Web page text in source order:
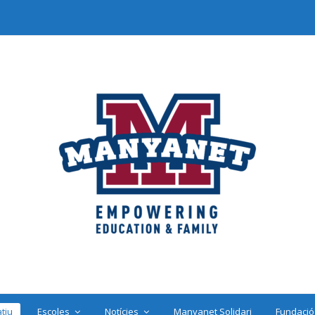
Escoles Notícies Manyanet Solidari Fundació